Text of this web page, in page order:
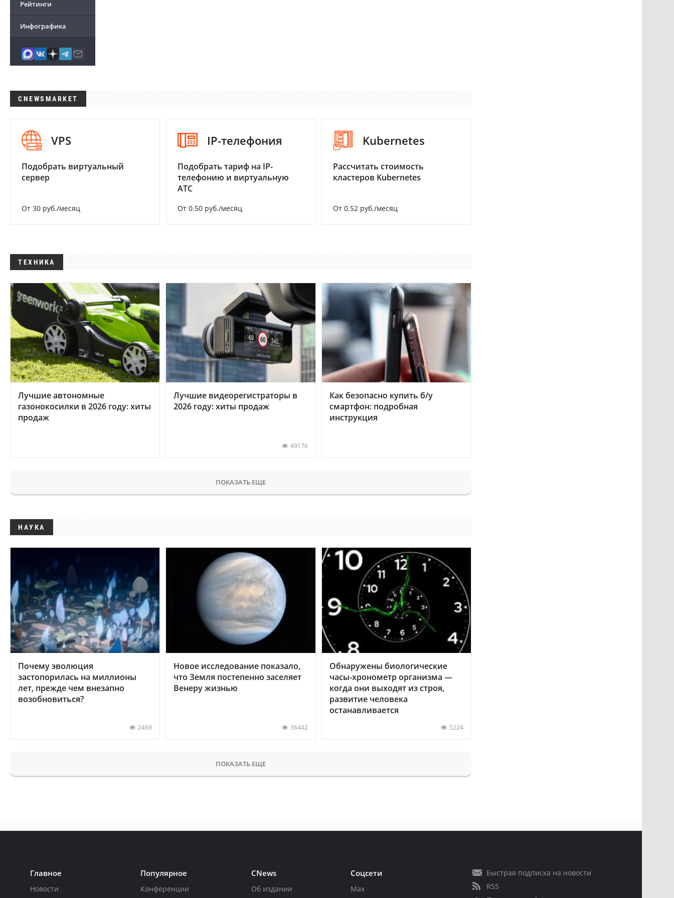
Рейтинги
Инфографика
CNEWSMARKET
VPS
Подобрать виртуальный
сервер
От 30 руб./месяц
IP-телефония
Подобрать тариф на IP-
телефонию и виртуальную
АТС
От 0.50 руб./месяц
Kubernetes
Рассчитать стоимость
кластеров Kubernetes
От 0.52 руб./месяц
ТЕХНИКА
Лучшие автономные
газонокосилки в 2026 году: хиты
продаж
Лучшие видеорегистраторы в
2026 году: хиты продаж
49176
Как безопасно купить б/у
смартфон: подробная
инструкция
ПОКАЗАТЬ ЕЩЕ
НАУКА
Почему эволюция
застопорилась на миллионы
лет, прежде чем внезапно
возобновиться?
2469
Новое исследование показало,
что Земля постепенно заселяет
Венеру жизнью
36442
Обнаружены биологические
часы-хронометр организма —
когда они выходят из строя,
развитие человека
останавливается
5224
ПОКАЗАТЬ ЕЩЕ
Главное
Новости
Популярное
Конференции
CNews
Об издании
Соцсети
Max
Быстрая подписка на новости
RSS